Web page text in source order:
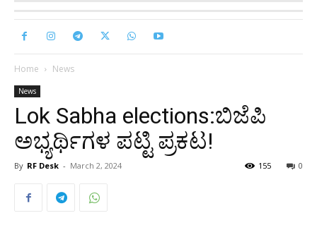
Home News
News
Lok Sabha elections:ಬಿಜೆಪಿ
ಅಭ್ಯರ್ಥಿಗಳ ಪಟ್ಟಿ ಪ್ರಕಟ!
By RF Desk - March 2, 2024 0
155